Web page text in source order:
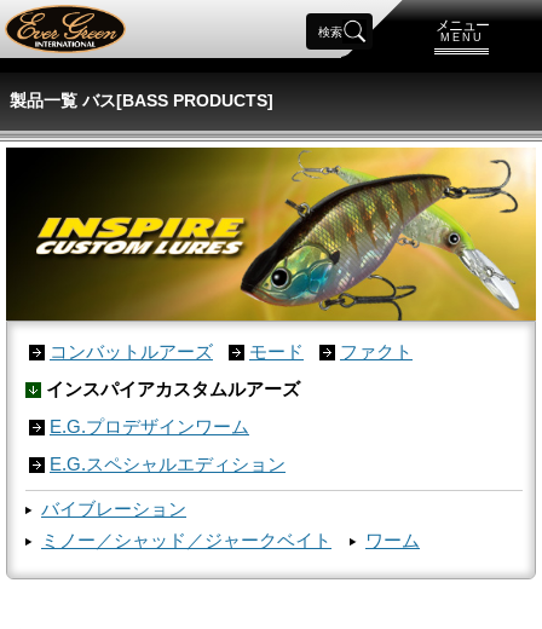
メニュー
MENU
検索
製品一覧 バス[BASS PRODUCTS]
コンバットルアーズ モード
ファクト
インスパイアカスタムルアーズ
E.G.プロデザインワーム
E.G.スペシャルエディション
バイブレーション
ミノー／シャッド／ジャークベイト
ワーム